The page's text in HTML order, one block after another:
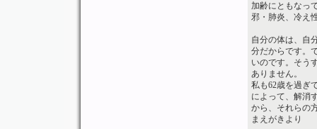
加齢にともなっ
邪・肺炎、冷え
自分の体は、自
分だからです。
いのです。そう
ありません。
私も62歳を過ぎ
によって、解消
から、それらの
まえがきより